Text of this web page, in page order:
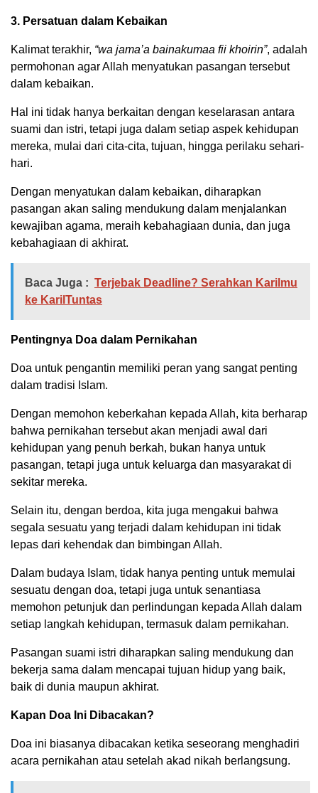
3. Persatuan dalam Kebaikan
Kalimat terakhir, “wa jama’a bainakumaa fii khoirin”, adalah
permohonan agar Allah menyatukan pasangan tersebut
dalam kebaikan.
Hal ini tidak hanya berkaitan dengan keselarasan antara
suami dan istri, tetapi juga dalam setiap aspek kehidupan
mereka, mulai dari cita-cita, tujuan, hingga perilaku sehari-
hari.
Dengan menyatukan dalam kebaikan, diharapkan
pasangan akan saling mendukung dalam menjalankan
kewajiban agama, meraih kebahagiaan dunia, dan juga
kebahagiaan di akhirat.
Baca Juga : Terjebak Deadline? Serahkan Karilmu
ke KarilTuntas
Pentingnya Doa dalam Pernikahan
Doa untuk pengantin memiliki peran yang sangat penting
dalam tradisi Islam.
Dengan memohon keberkahan kepada Allah, kita berharap
bahwa pernikahan tersebut akan menjadi awal dari
kehidupan yang penuh berkah, bukan hanya untuk
pasangan, tetapi juga untuk keluarga dan masyarakat di
sekitar mereka.
Selain itu, dengan berdoa, kita juga mengakui bahwa
segala sesuatu yang terjadi dalam kehidupan ini tidak
lepas dari kehendak dan bimbingan Allah.
Dalam budaya Islam, tidak hanya penting untuk memulai
sesuatu dengan doa, tetapi juga untuk senantiasa
memohon petunjuk dan perlindungan kepada Allah dalam
setiap langkah kehidupan, termasuk dalam pernikahan.
Pasangan suami istri diharapkan saling mendukung dan
bekerja sama dalam mencapai tujuan hidup yang baik,
baik di dunia maupun akhirat.
Kapan Doa Ini Dibacakan?
Doa ini biasanya dibacakan ketika seseorang menghadiri
acara pernikahan atau setelah akad nikah berlangsung.